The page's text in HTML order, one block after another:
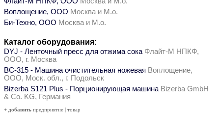
Воплощение, ООО Москва и М.о.
Би-Техно, ООО Москва и М.о.
Каталог оборудования:
DYJ - Ленточный пресс для отжима сока Флайт-М НПКФ,
ООО, г. Москва
ВС-315 - Машина очистительная ножевая Воплощение,
ООО, Моск. обл., г. Подольск
Bizerba S121 Plus - Порционирующая машина Bizerba GmbH
& Co. KG, Германия
+ добавить предприятие | товар